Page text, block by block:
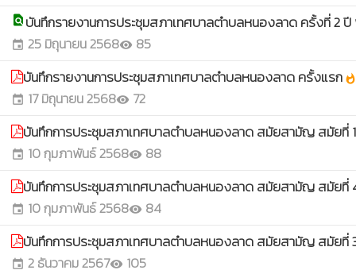
find_in_page บันทึกรายงานการประชุมสภาเทศบาลตำบลหนองลาด ครั้งที่ 2
event 25 มิถุนายน 2568visibility 85
บันทึกรายงานการประชุมสภาเทศบาลตำบลหนองลาด ครั้งแรก whatshot
event 17 มิถุนายน 2568visibility 72
บันทึกการประชุมสภาเทศบาลตำบลหนองลาด สมัยสามัญ สมัยที่
event 10 กุมภาพันธ์ 2568visibility 88
บันทึกการประชุมสภาเทศบาลตำบลหนองลาด สมัยสามัญ สมัยที่
event 10 กุมภาพันธ์ 2568visibility 84
บันทึกการประชุมสภาเทศบาลตำบลหนองลาด สมัยสามัญ สมัยที่
event 2 ธันวาคม 2567visibility 105